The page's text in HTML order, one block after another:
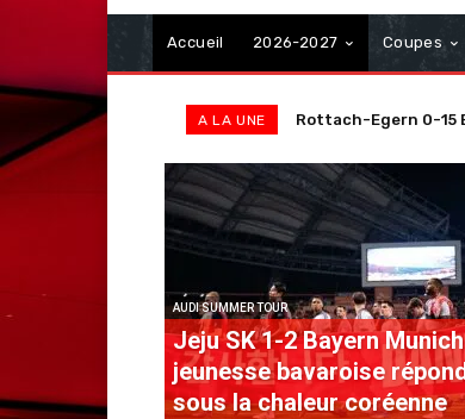
Accueil 2026-2027 Coupes
A LA UNE Rottach-Egern 0-15
OFF. Konrad Laimer
AUDI SUMMER TOUR
Jeju SK 1-2 Bayern
jeunesse bavaroise
sous la chaleur coréenne